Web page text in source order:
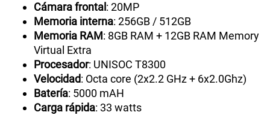
Cámara frontal : 20MP
Memoria interna: 256GB / 512GB
Memoria RAM: 8GB RAM + 12GB RAM Memory
Virtual Extra
Procesador: UNISOC T8300
Velocidad: Octa core (2x2.2 GHz + 6x2.0Ghz)
Batería: 5000 mAH
Carga rápida: 33 watts